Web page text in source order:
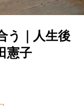
う｜人生後
憲子